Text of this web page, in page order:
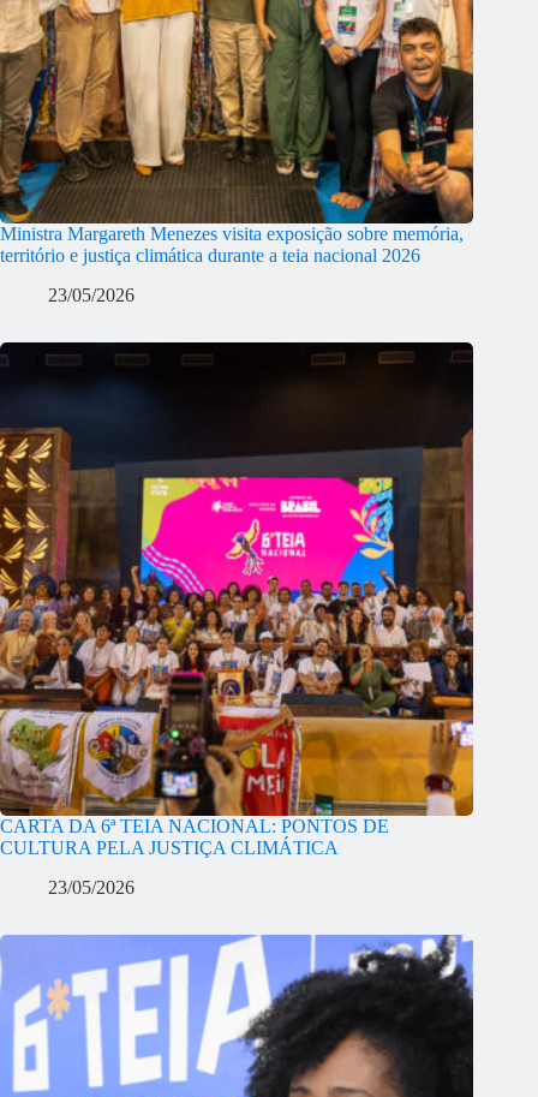
Ministra Margareth Menezes visita exposição sobre memória,
território e justiça climática durante a teia nacional 2026
23/05/2026
CARTA DA 6ª TEIA NACIONAL: PONTOS DE
CULTURA PELA JUSTIÇA CLIMÁTICA
23/05/2026